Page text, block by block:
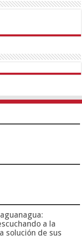
MatadorbetMariobet
a la
solución de sus